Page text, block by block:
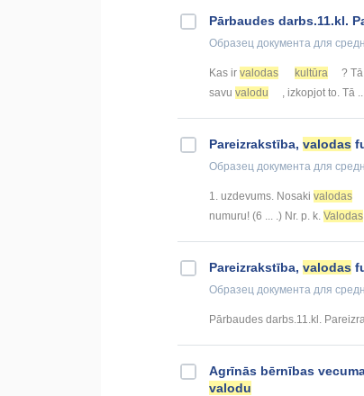
Pārbaudes darbs.11.kl.
Образец документа для
Kas ir valodas kultūra ?
savu valodu , izkopjot to. Tā
Pareizrakstība, valodas
Образец документа для
1. uzdevums. Nosaki valodas
numuru! (6 ... .) Nr. p. k. Valodas
Pareizrakstība, valodas
Образец документа для
Pārbaudes darbs.11.kl.
Agrīnās bērnības
valodu